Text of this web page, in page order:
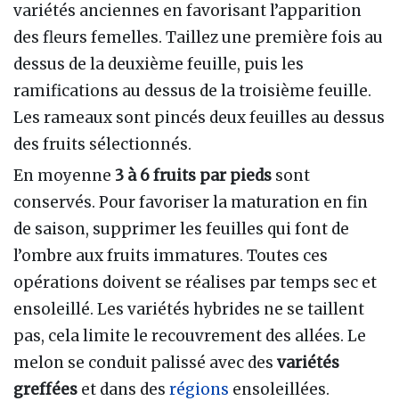
variétés anciennes en favorisant l’apparition
des fleurs femelles. Taillez une première fois au
dessus de la deuxième feuille, puis les
ramifications au dessus de la troisième feuille.
Les rameaux sont pincés deux feuilles au dessus
des fruits sélectionnés.
En moyenne 3 à 6 fruits par pieds sont
conservés. Pour favoriser la maturation en fin
de saison, supprimer les feuilles qui font de
l’ombre aux fruits immatures. Toutes ces
opérations doivent se réalises par temps sec et
ensoleillé. Les variétés hybrides ne se taillent
pas, cela limite le recouvrement des allées. Le
melon se conduit palissé avec des variétés
greffées et dans des régions ensoleillées.